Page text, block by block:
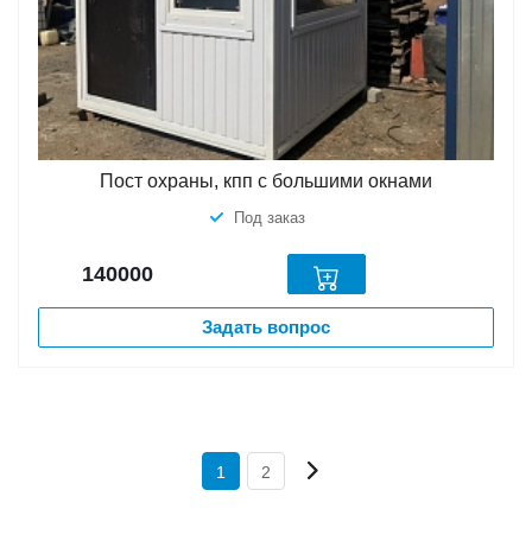
Пост охраны, кпп с большими окнами
Под заказ
140000
Задать вопрос
1 2